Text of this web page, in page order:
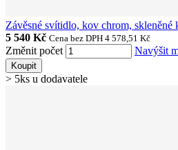
Závěsné svítidlo, kov chrom,
5 540 Kč Cena bez DPH 4 578,51 Kč
Změnit počet Navýšit
Koupit
> 5ks u dodavatele